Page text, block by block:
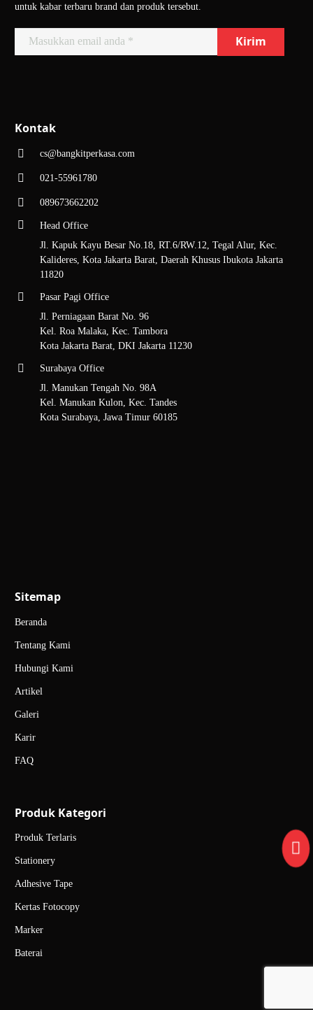
untuk kabar terbaru brand dan produk tersebut.
Kontak
cs@bangkitperkasa.com
021-55961780
089673662202
Head Office
Jl. Kapuk Kayu Besar No.18, RT.6/RW.12, Tegal Alur, Kec.
Kalideres, Kota Jakarta Barat, Daerah Khusus Ibukota Jakarta
11820
Pasar Pagi Office
Jl. Perniagaan Barat No. 96
Kel. Roa Malaka, Kec. Tambora
Kota Jakarta Barat, DKI Jakarta 11230
Surabaya Office
Jl. Manukan Tengah No. 98A
Kel. Manukan Kulon, Kec. Tandes
Kota Surabaya, Jawa Timur 60185
Sitemap
Beranda
Tentang Kami
Hubungi Kami
Artikel
Galeri
Karir
FAQ
Produk Kategori
Produk Terlaris
Stationery
Adhesive Tape
Kertas Fotocopy
Marker
Baterai